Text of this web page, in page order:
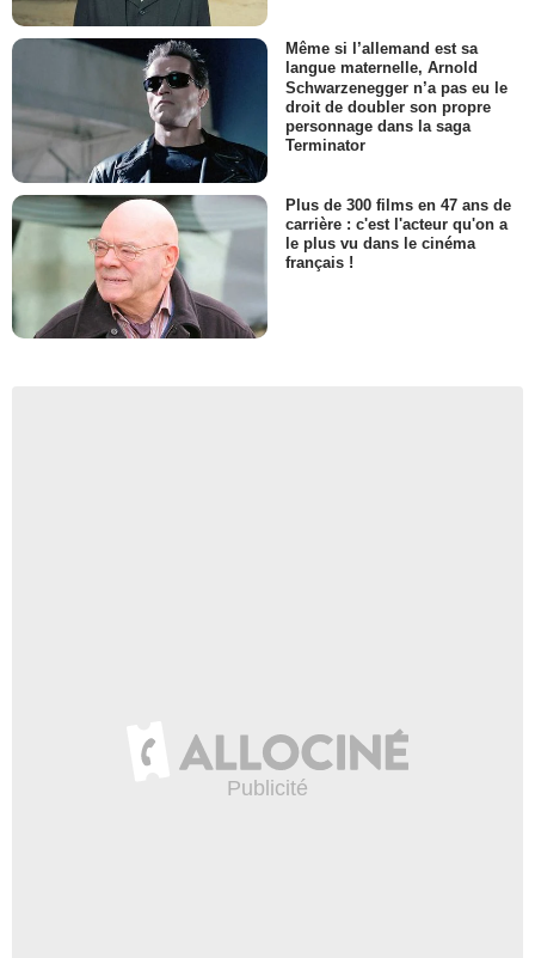
Même si l’allemand est sa
langue maternelle, Arnold
Schwarzenegger n’a pas eu le
droit de doubler son propre
personnage dans la saga
Terminator
Plus de 300 films en 47 ans de
carrière : c'est l'acteur qu'on a
le plus vu dans le cinéma
français !